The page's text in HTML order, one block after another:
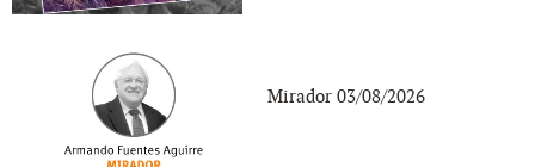
Mirador 03/08/2026